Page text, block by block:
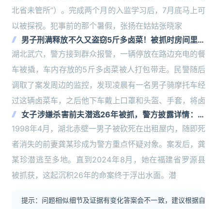
北省未管所”）。完成两个月的入监学习后，7月底马上可
以被探视。犯事前的那个暑假，张扬在姑姑张晓家
男子刑满释放不久又盗窃5斤多卤菜！被抓时房间里还
有偷来没吃完的猪头肉和鸡爪……
湖北武穴，警方接到群众报警，一辆停放在路边充电的餐
车被撬，车内存放的5斤多卤菜被人打包带走。民警随后
调取了案发周边的监控，发现凌晨有一名男子骑摩托车经
过这辆卤菜车，之后他下车戴上口罩和头盔、手套，将卤
女子涉嫌杀害前夫潜逃26年被抓，警方披露详情：在
外省结婚生子
1998年4月，湖北赤壁一男子被砍死在出租屋内，随即死
者消失的前妻龚某珍成为警方重点怀疑对象。案发后，龚
某珍潜逃至多地。直到2024年8月，她在福建省罗源县
被抓获，这起沉积26年的命案终于浮出水面。潜
提示：问题相似细节及证据有变化答案会不一致，建议根据自